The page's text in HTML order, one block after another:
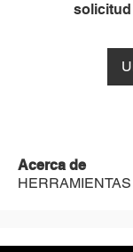
solicitud
Acerca de
HERRAMIENTAS